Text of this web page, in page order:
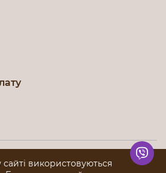
© 2012-2026. Всі права
захищені
використовуються